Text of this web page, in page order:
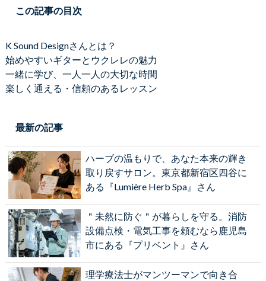
この記事の目次
K Sound Designさんとは？
始めやすいギターとウクレレの魅力
一緒に学び、一人一人の大切な時間
楽しく通える・信頼のあるレッスン
最新の記事
ハーブの温もりで、あなた本来の輝き
取り戻すサロン。東京都新宿区四谷に
ある『Lumière Herb Spa』さん
＂未然に防ぐ＂が暮らしを守る。消防
設備点検・電気工事を頼むなら鹿児島
市にある『プリベント』さん
理学療法士がマンツーマンで向き合